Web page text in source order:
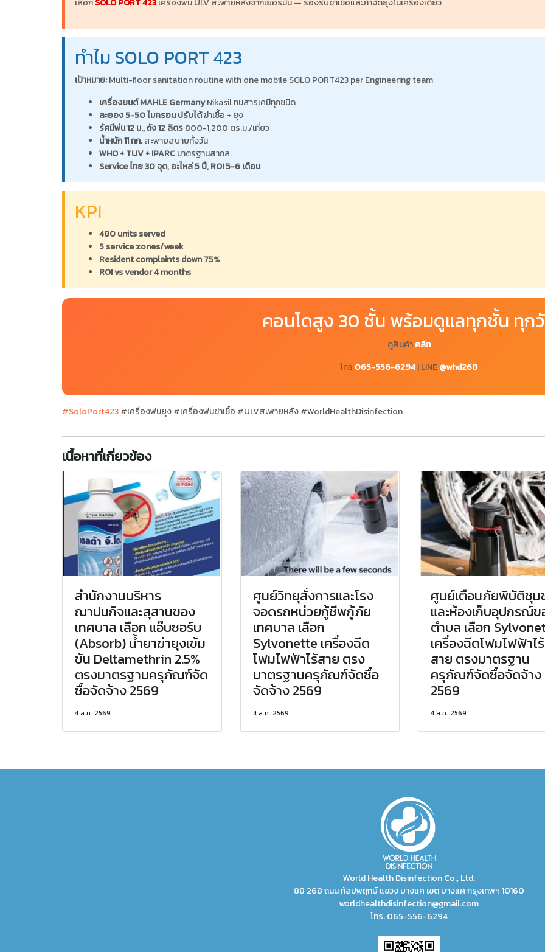
เลือกSOLO PORT 423เครื่องพ่น ULV สะพายหลังจากเยอรมัน — รองรับฆ่าเชื้อและกำจัดยุงในเครื่องเดียว
ทำไม SOLO PORT 423
เป้าหมาย:Multi-floor sanitation routine with one mobile SOLO PORT423 per Engineering team
เครื่องยนต์ MAHLE GermanyNikasil ทนสารเคมีทุกชนิด
ละออง 5-50 ไมครอน ปรับได้ฆ่าเชื้อ + ยุง
รัศมีพ่น 12 ม., ถัง 12 ลิตร800-1,200 ตร.ม./เที่ยว
น้ำหนัก 11 กก.สะพายสบายทั้งวัน
WHO + TUV + IPARCมาตรฐานสากล
Service ไทย 30 จุด, อะไหล่ 5 ปี, ROI 5-6 เดือน
KPI
480 units served
5 service zones/week
Resident complaints down 75%
ROI vs vendor 4 months
คอนโดสูง 30 ชั้น พร้อมดูแลทุกชั้น ทุก
ดูสินค้าคลิก
โทร 065-556-6294| LINE@whd268
#SoloPort423#เครื่องพ่นยุง #เครื่องพ่นฆ่าเชื้อ #ULVสะพายหลัง #WorldHealthDisinfection
เนื้อหาที่เกี่ยวข้อง
สำนักงานบริหาร
ฌาปนกิจและสุสานของ
เทศบาล เลือก แอ๊บซอร์บ
(Absorb) น้ำยาฆ่ายุงเข้ม
ข้น Deltamethrin 2.5%
ตรงมาตรฐานครุภัณฑ์จัด
ซื้อจัดจ้าง 2569
4 ส.ค. 2569
ศูนย์วิทยุสั่งการและโรง
จอดรถหน่วยกู้ชีพกู้ภัย
เทศบาล เลือก
Sylvonette เครื่องฉีด
โฟมไฟฟ้าไร้สาย ตรง
มาตรฐานครุภัณฑ์จัดซื้อ
จัดจ้าง 2569
4 ส.ค. 2569
ศูนย์เตือนภัยพิบัติชุม
และห้องเก็บอุปกรณ์
ตำบล เลือก
เครื่องฉีดโฟมไฟฟ้าไร้
สาย ตรงมาตรฐาน
ครุภัณฑ์จัดซื้อจัดจ้าง
2569
4 ส.ค. 2569
World Health Disinfection Co., Ltd.
88 268 ถนน กัลปพฤกษ์ แขวง บางแค เขต บางแค กรุงเทพฯ 10160
worldhealthdisinfection@gmail.com
โทร:065-556-6294